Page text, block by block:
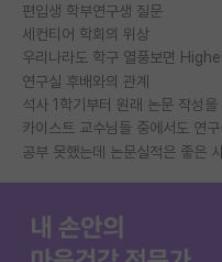
편입생 학부연구생 질문
세컨티어 학회의 위상
연구실 후배와의 관계
석사 1학기부터 원래 논문 작성을
공부 못했는데 논문실적은 좋은